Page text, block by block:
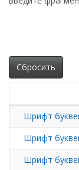
Сбросить
Шрифт
Шрифт
Шрифт